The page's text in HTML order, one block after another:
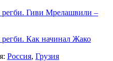
регби. Гиви Мрелашвили –
Как начинал Жако
Россия, Грузия